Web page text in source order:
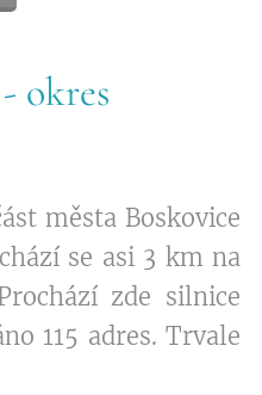
okres
města Boskovice
se asi 3 km na
zde silnice
115 adres. Trvale